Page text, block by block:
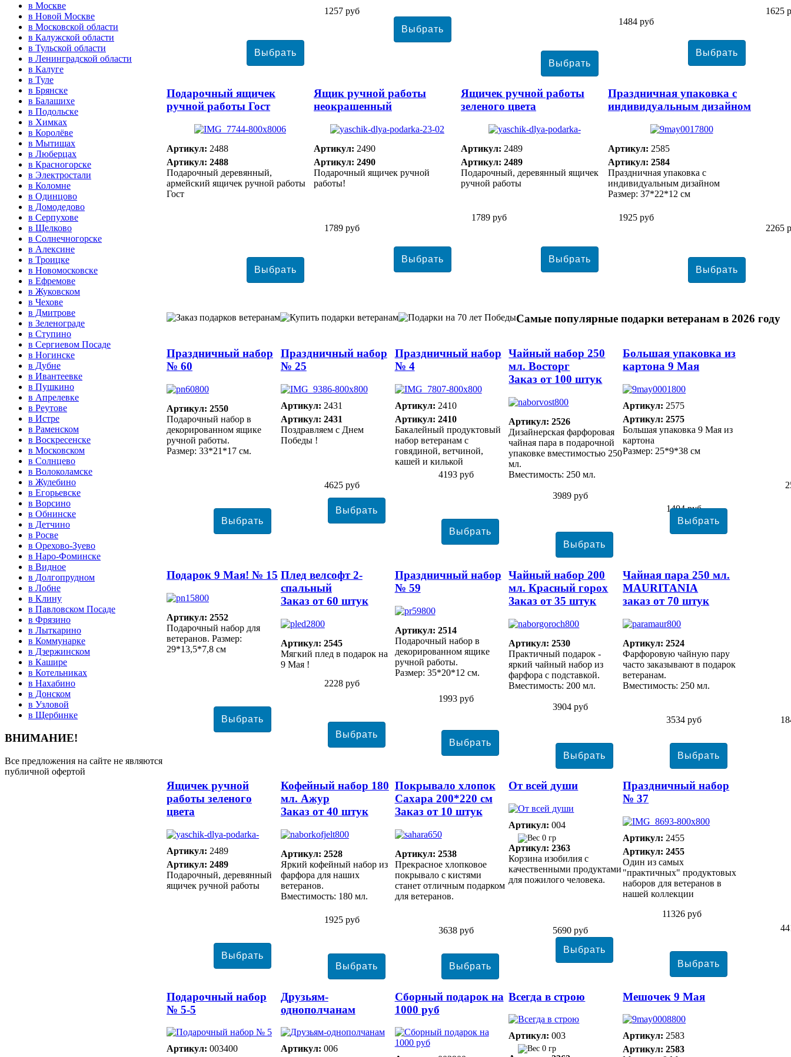
1257 руб
1484 руб
1625
Подарочный ящичек
ручной работы Гост
Артикул: 2488
Артикул: 2488
Подарочный деревянный,
армейский ящичек ручной работы
Гост
1789 руб
Ящик ручной работы
неокрашенный
Артикул: 2490
Артикул: 2490
Подарочный ящичек ручной
работы!
1789 руб
Ящичек ручной работы
зеленого цвета
Артикул: 2489
Артикул: 2489
Подарочный, деревянный ящичек
ручной работы
1925 руб
Праздничная упаковка с
индивидуальным дизайном
Артикул: 2585
Артикул: 2584
Праздничная упаковка с
индивидуальным дизайном
Размер: 37*22*12 см
2265
Самые популярные подарки ветеранам в 2026 году
Праздничный набор
№ 60
Артикул: 2550
Подарочный набор в
декорированном ящике
ручной работы.
Размер: 33*21*17 см.
4625 руб
Праздничный набор
№ 25
Артикул: 2431
Артикул: 2431
Поздравляем с Днем
Победы !
4193 руб
Праздничный набор
№ 4
Артикул: 2410
Артикул: 2410
Бакалейный продуктовый
набор ветеранам с
говядиной, ветчиной,
кашей и килькой
3989 руб
Чайный набор 250
мл. Восторг
Заказ от 100 штук
Артикул: 2526
Дизайнерская фарфоровая
чайная пара в подарочной
упаковке вместимостью 250
мл.
Вместимость: 250 мл.
1404 руб
Большая упаковка из
картона 9 Мая
Артикул: 2575
Артикул: 2575
Большая упаковка 9 Мая из
картона
Размер: 25*9*38 см
Подарок 9 Мая! № 15
Артикул: 2552
Подарочный набор для
ветеранов. Размер:
29*13,5*7,8 см
2228 руб
Плед велсофт 2-
спальный
Заказ от 60 штук
Артикул: 2545
Мягкий плед в подарок на
9 Мая !
1993 руб
Праздничный набор
№ 59
Артикул: 2514
Подарочный набор в
декорированном ящике
ручной работы.
Размер: 35*20*12 см.
3904 руб
Чайный набор 200
мл. Красный горох
Заказ от 35 штук
Артикул: 2530
Практичный подарок -
яркий чайный набор из
фарфора с подставкой.
Вместимость: 200 мл.
3534 руб
Чайная пара 250 мл.
MAURITANIA
заказ от 70 штук
Артикул: 2524
Фарфоровую чайную пару
часто заказывают в подарок
ветеранам.
Вместимость: 250 мл.
Ящичек ручной
работы зеленого
цвета
Артикул: 2489
Артикул: 2489
Подарочный, деревянный
ящичек ручной работы
1925 руб
Кофейный набор 180
мл. Ажур
Заказ от 40 штук
Артикул: 2528
Яркий кофейный набор из
фарфора для наших
ветеранов.
Вместимость: 180 мл.
3638 руб
Покрывало хлопок
Сахара 200*220 см
Заказ от 10 штук
Артикул: 2538
Прекрасное хлопковое
покрывало с кистями
станет отличным подарком
для ветеранов.
5690 руб
От всей души
Артикул: 004
0 гр
Артикул: 2363
Корзина изобилия с
качественными продуктами
для пожилого человека.
11326 руб
Праздничный набор
№ 37
Артикул: 2455
Артикул: 2455
Один из самых
"практичных" продуктовых
наборов для ветеранов в
нашей коллекции
Подарочный набор
№ 5-5
Артикул: 003400
Друзьям-
однополчанам
Артикул: 006
Сборный подарок на
1000 руб
Всегда в строю
Артикул: 003
0 гр
Мешочек 9 Мая
Артикул: 2583
Артикул: 2583
в Москве
в Новой Москве
в Московской области
в Калужской области
в Тульской области
в Ленинградской области
в Калуге
в Туле
в Брянске
в Балашихе
в Подольске
в Химках
в Королёве
в Мытищах
в Люберцах
в Красногорске
в Электростали
в Коломне
в Одинцово
в Домодедово
в Серпухове
в Щелково
в Солнечногорске
в Алексине
в Троицке
в Новомосковске
в Ефремове
в Жуковском
в Чехове
в Дмитрове
в Зеленограде
в Ступино
в Сергиевом Посаде
в Ногинске
в Дубне
в Ивантеевке
в Пушкино
в Апрелевке
в Реутове
в Истре
в Раменском
в Воскресенске
в Московском
в Солнцево
в Волоколамске
в Жулебино
в Егорьевске
в Ворсино
в Обнинске
в Детчино
в Росве
в Орехово-Зуево
в Наро-Фоминске
в Видное
в Долгопрудном
в Лобне
в Клину
в Павловском Посаде
в Фрязино
в Лыткарино
в Коммунарке
в Дзержинском
в Кашире
в Котельниках
в Нахабино
в Донском
в Узловой
в Щербинке
ВНИМАНИЕ!
Все предложения на сайте не являются
публичной офертой